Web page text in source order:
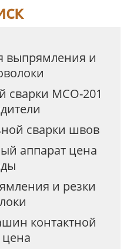
выпрямления и
сварки МСО-201
сварки швов
аппарат цена
и резки
контактной
цена